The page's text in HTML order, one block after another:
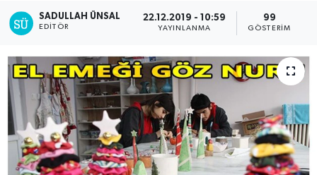
SADULLAH ÜNSAL
EDITÖR
22.12.2019 - 10:59
YAYINLANMA
99
GÖSTERIM